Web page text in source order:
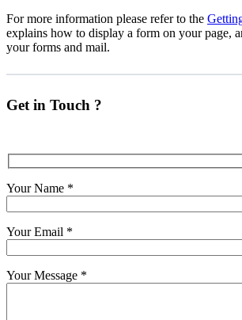
For more information please refer to the
explains how to display a form on your page,
your forms and mail.
Get in Touch ?
Your Name *
Your Email *
Your Message *